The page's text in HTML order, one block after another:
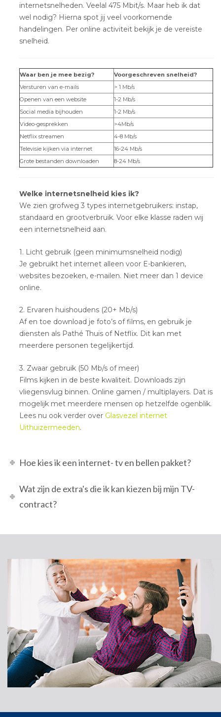
internetsnelheden. Veelal 475 Mbit/s. Maar heb ik dat
wel nodig? Hierna spot jij veel voorkomende
handelingen. Per online activiteit bekijk je de vereiste
snelheid.
Waar ben je mee bezig?
Voorgeschreven snelheid?
Versturen van e-mails
> 1 Mb/s
Openen van een website
1-2 Mb/s
Social media bijhouden
1-2 Mb/s
Video-gesprekken
>4Mb/s
Netflix streamen
4-8 Mb/s
Televisie kijken via internet
16-24 Mb/s
Grote bestanden downloaden
8-24 Mb/s
Welke internetsnelheid kies ik?
We zien grofweg 3 types internetgebruikers: instap,
standaard en grootverbruik. Voor elke klasse raden wij
een internetsnelheid aan.
1. Licht gebruik (geen minimumsnelheid nodig)
Je gebruikt het internet alleen voor E-bankieren,
websites bezoeken, e-mailen. Niet meer dan 1 device
online.
2. Ervaren huishoudens (20+ Mb/s)
Af en toe download je foto’s of films, en gebruik je
diensten als Pathé Thuis of Netflix. Dit kan met
meerdere personen tegelijkertijd.
3. Zwaar gebruik (50 Mb/s of meer)
Films kijken in de beste kwaliteit. Downloads zijn
vliegensvlug binnen. Online gamen / multiplayers. Dat is
mogelijk met meerdere mensen op hetzelfde ogenblik.
Lees nu ook verder over Glasvezel internet
Uithuizermeeden.
Hoe kies ik een internet- tv en bellen pakket?
Wat zijn de extra's die ik kan kiezen bij mijn TV-
contract?